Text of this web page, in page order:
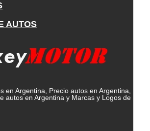
AUTOS
en Argentina, Precio autos en Argentina,
autos en Argentina y Marcas y Logos de